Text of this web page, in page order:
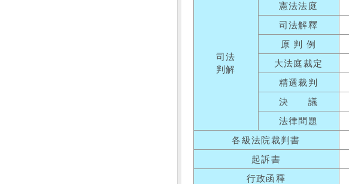
司法
判解
憲法法庭
司法解釋
原 判 例
大法庭裁定
精選裁判
決 議
法律問題
各級法院裁判書
起訴書
行政函釋